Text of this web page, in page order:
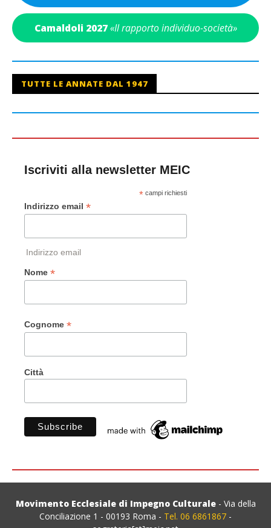
Camaldoli 2027 «Il rapporto individuo-società»
TUTTE LE ANNATE DAL 1947
Iscriviti alla newsletter MEIC
*campi richiesti
Indirizzo email *
Indirizzo email
Nome *
Cognome *
Città
Movimento Ecclesiale di Impegno Culturale- Via della
Conciliazione 1 - 00193 Roma - Tel. 06 6861867 -